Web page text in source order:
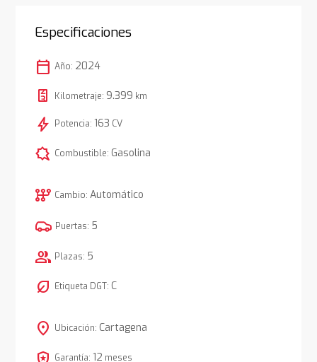
Especificaciones
calendar_today Año: 2024
Kilometraje: 9.399 km
bolt Potencia: 163 CV
comic_bubble Combustible: Gasolina
auto_transmission Cambio: Automático
Puertas: 5
group Plazas: 5
nest_eco_leaf Etiqueta DGT: C
location_on Ubicación: Cartagena
Garantía: 12 meses